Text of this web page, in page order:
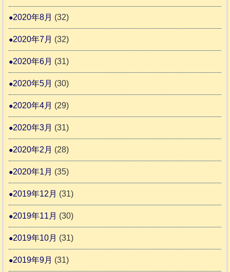
2020年8月 (32)
2020年7月 (32)
2020年6月 (31)
2020年5月 (30)
2020年4月 (29)
2020年3月 (31)
2020年2月 (28)
2020年1月 (35)
2019年12月 (31)
2019年11月 (30)
2019年10月 (31)
2019年9月 (31)